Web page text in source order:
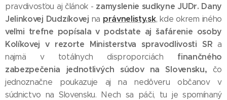
pravdivosťou aj článok - zamyslenie sudkyne JUDr. Dany
Jelinkovej Dudzíkovej na právnelisty.sk, kde okrem iného
veľmi trefne popísala v podstate aj šafárenie osoby
Kolíkovej v rezorte Ministerstva spravodlivosti SR a
najmä v totálnych disproporciách finančného
zabezpečenia jednotlivých súdov na Slovensku, čo
jednoznačne poukazuje aj na nedôveru občanov v
súdnictvo na Slovensku. Nech sa páči, tu je spomínaný